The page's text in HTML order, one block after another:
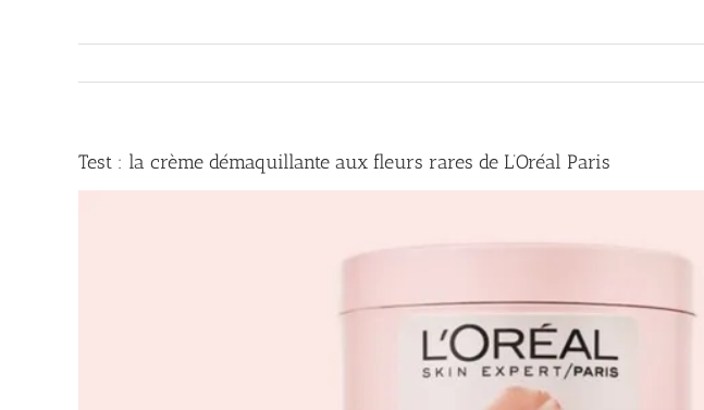
Test : la crème démaquillante aux fleurs rares de L’Oréal Paris